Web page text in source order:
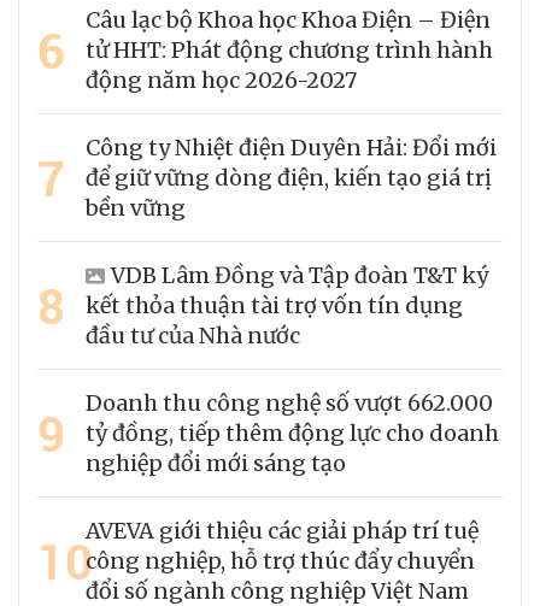
6
Câu lạc bộ Khoa học Khoa Điện – Điện
tử HHT: Phát động chương trình hành
động năm học 2026-2027
7
Công ty Nhiệt điện Duyên Hải: Đổi mới
để giữ vững dòng điện, kiến tạo giá trị
bền vững
8
VDB Lâm Đồng và Tập đoàn T&T ký
kết thỏa thuận tài trợ vốn tín dụng
đầu tư của Nhà nước
9
Doanh thu công nghệ số vượt 662.000
tỷ đồng, tiếp thêm động lực cho doanh
nghiệp đổi mới sáng tạo
10AVEVA giới thiệu các giải pháp trí tuệ
công nghiệp, hỗ trợ thúc đẩy chuyển
đổi số ngành công nghiệp Việt Nam